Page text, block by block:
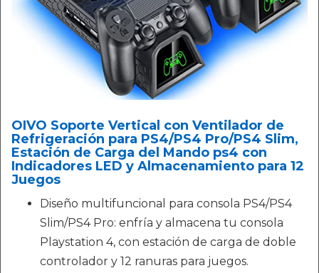
OIVO Soporte Vertical con Ventilador de
Refrigeración para PS4/PS4 Pro/PS4 Slim,
Estación de Carga del Mando ps4 con
Indicadores LED y Almacenamiento para 12
Juegos
Diseño multifuncional para consola PS4/PS4
Slim/PS4 Pro: enfría y almacena tu consola
Playstation 4, con estación de carga de doble
controlador y 12 ranuras para juegos.